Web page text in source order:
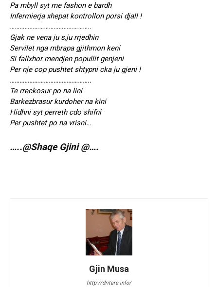
Pa mbyll syt me fashon e bardh
Infermierja xhepat kontrollon porsi djall !
…………………………………………..
Gjak ne vena ju s,ju rrjedhin
Servilet nga mbrapa gjithmon keni
Si fallxhor mendjen popullit genjeni
Per nje cop pushtet shtypni cka ju gjeni !
…………………………………………..
Te rreckosur po na lini
Barkezbrasur kurdoher na kini
Hidhni syt perreth cdo shifni
Per pushtet po na vrisni…
…..@Shaqe Gjini @….
Gjin Musa
http://dritare.info/